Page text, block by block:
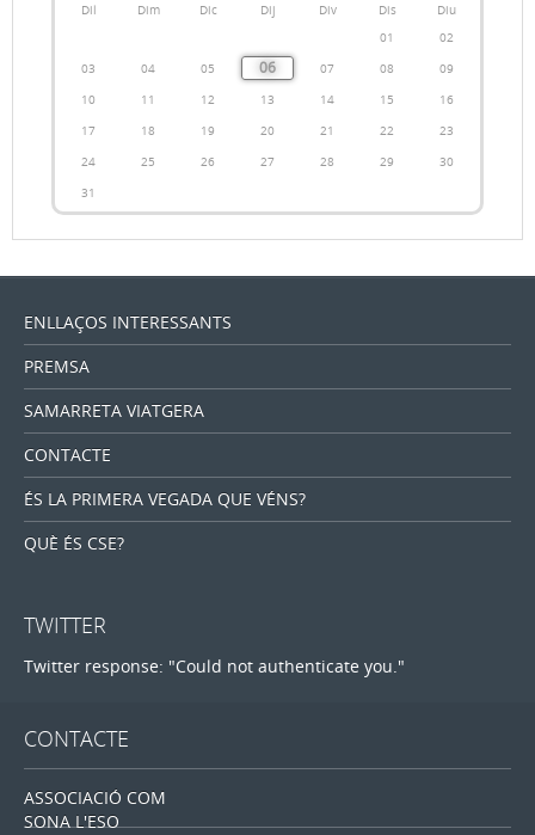
Dil Dim Dic Dij Div Dis
Diu
01
02
03
04 05 06 07 08
09
10
11 12 13 14 15
16
17
18 19 20 21 22
23
24
25 26 27 28 29
30
31
ENLLAÇOS INTERESSANTS
PREMSA
SAMARRETA VIATGERA
CONTACTE
ÉS LA PRIMERA VEGADA QUE VÉNS?
QUÈ ÉS CSE?
TWITTER
Twitter response: "Could not authenticate you."
CONTACTE
ASSOCIACIÓ COM
SONA L'ESO